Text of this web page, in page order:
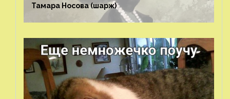
Тамара Носова (шарж)⁠⁠